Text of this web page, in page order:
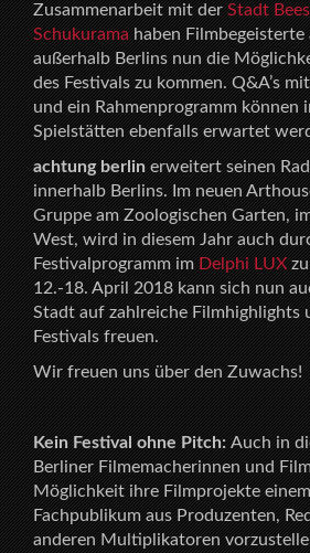
Zusammenarbeit mit derStadt
Schukuramahaben Filmbegeisterte
außerhalb Berlins nun die
des Festivals zu kommen. Q&A’s
und ein Rahmenprogramm können
Spielstätten ebenfalls erwartet
achtung berlinerweitert seinen
innerhalb Berlins. Im neuen
Gruppe am Zoologischen Garten,
West, wird in diesem Jahr auch
Festivalprogramm imDelphi LUXzu
12.-18. April 2018 kann sich nun
Stadt auf zahlreiche Filmhighlights
Festivals freuen.
Wir freuen uns über den Zuwachs!
Kein Festival ohne Pitch:Auch in
Berliner Filmemacherinnen und
Möglichkeit ihre Filmprojekte
Fachpublikum aus Produzenten,
anderen Multiplikatoren